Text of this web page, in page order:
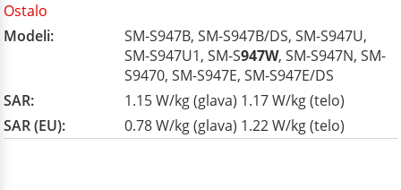
Ostalo
Modeli:
SM-S947B, SM-S947B/DS, SM-S947U,
SM-S947U1, SM-S947W, SM-S947N, SM-
S9470, SM-S947E, SM-S947E/DS
SAR:
1.15 W/kg (glava) 1.17 W/kg (telo)
SAR (EU):
0.78 W/kg (glava) 1.22 W/kg (telo)